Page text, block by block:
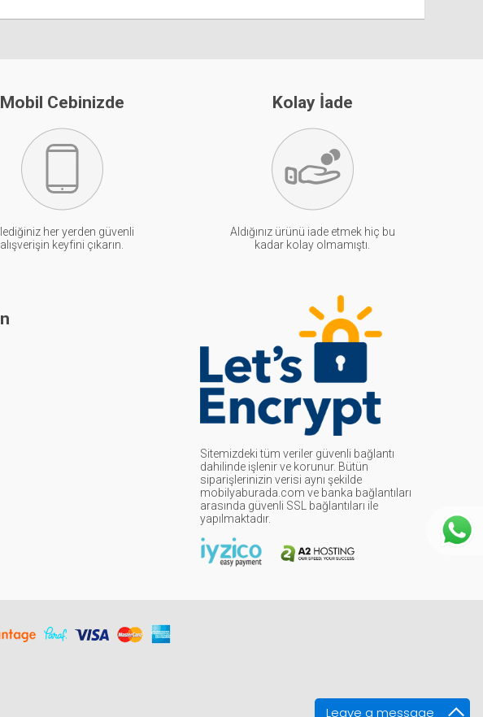
Leave a message
Mobil Cebinizde
her yerden güvenli
alışverişin keyfini çıkarın.
Kolay İade
Aldığınız ürünü iade etmek hiç bu
kadar kolay olmamıştı.
Sitemizdeki tüm veriler güvenli bağlantı
dahilinde işlenir ve korunur. Bütün
siparişlerinizin verisi aynı şekilde
mobilyaburada.com ve banka bağlantıları
arasında güvenli SSL bağlantıları ile
yapılmaktadır.